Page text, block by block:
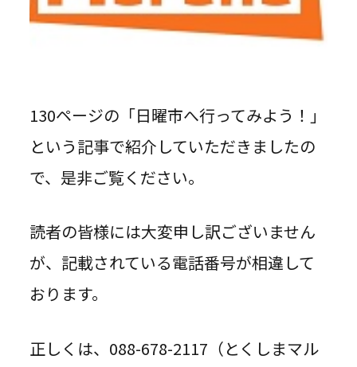
130ページの「日曜市へ行ってみよう！」
という記事で紹介していただきましたの
で、是非ご覧ください。
読者の皆様には大変申し訳ございません
が、記載されている電話番号が相違して
おります。
正しくは、088-678-2117（とくしまマル